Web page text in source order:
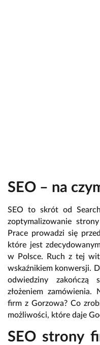
SEO – na
SEO to skrót od
zoptymalizowanie
Prace prowadzi się
które jest
w Polsce. Ruch z tej
wskaźnikiem konwersji.
odwiedziny
złożeniem zamówienia.
firm z Gorzowa? Co
możliwości, które daje
SEO strony